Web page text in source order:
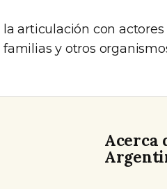
la articulación con
familias y otros
Acerca